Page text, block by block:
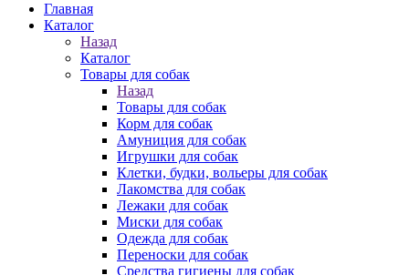
Главная
Каталог
Назад
Каталог
Товары для собак
Назад
Товары для собак
Корм для собак
Амуниция для собак
Игрушки для собак
Клетки, будки, вольеры для собак
Лакомства для собак
Лежаки для собак
Миски для собак
Одежда для собак
Переноски для собак
Средства гигиены для собак